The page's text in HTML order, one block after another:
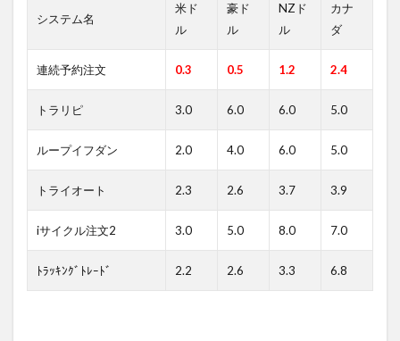
システム名
米ド
ル
豪ド
ル
NZド
ル
カナ
ダ
連続予約注文 0.3 0.5 1.2 2.4
トラリピ 3.0 6.0 6.0 5.0
ループイフダン 2.0 4.0 6.0 5.0
トライオート 2.3 2.6 3.7 3.9
iサイクル注文2 3.0 5.0 8.0 7.0
ﾄﾗｯｷﾝｸﾞﾄﾚｰﾄﾞ 2.2 2.6 3.3 6.8